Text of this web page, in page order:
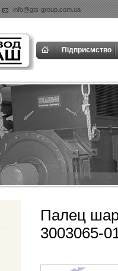
info@gts-group.com.ua
Підприємство
Палец
3003065-